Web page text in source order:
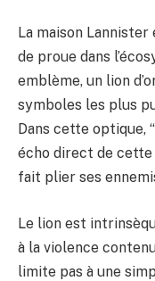
La maison
de proue dans
emblème, un lion
symboles les plus
Dans cette optique,
écho direct de cette
fait plier ses
Le lion est
à la violence
limite pas à une